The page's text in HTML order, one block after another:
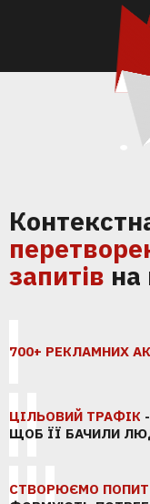
запитів на
700+ РЕКЛАМНИХ
ЦІЛЬОВИЙ ТРАФІК
ЩОБ ЇЇ БАЧИЛИ
СТВОРЮЄМО ПОПИТ